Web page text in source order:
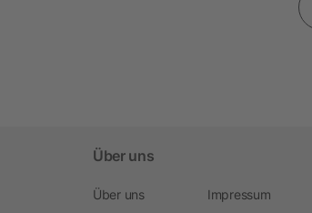
Über uns
Über uns
Impressum